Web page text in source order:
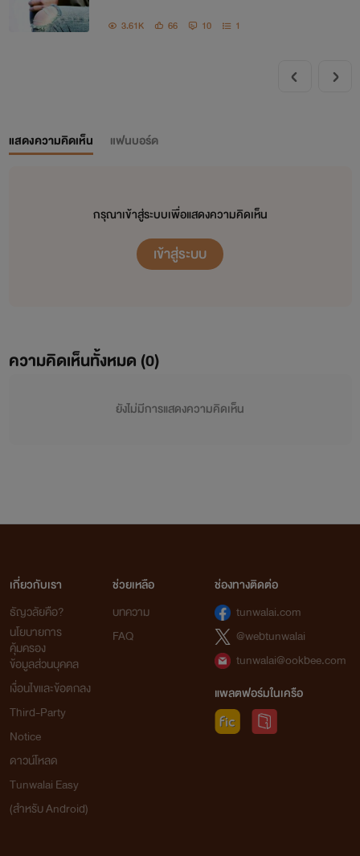
3.61K 66 10 1
แสดงความคิดเห็น แฟนบอร์ด
กรุณาเข้าสู่ระบบเพื่อแสดงความคิดเห็น
เข้าสู่ระบบ
ความคิดเห็นทั้งหมด (0)
ยังไม่มีการแสดงความคิดเห็น
เกี่ยวกับเรา
ธัญวลัยคือ?
นโยบายการ
คุ้มครอง
ข้อมูลส่วนบุคคล
เงื่อนไขและข้อตกลง
Third-Party
Notice
ดาวน์โหลด
Tunwalai Easy
(สำหรับ Android)
ช่วยเหลือ
บทความ
FAQ
ช่องทางติดต่อ
tunwalai.com
@webtunwalai
tunwalai@ookbee.com
แพลตฟอร์มในเครือ